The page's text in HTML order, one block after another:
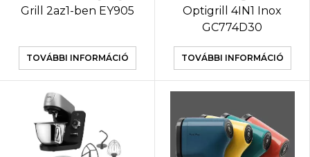
Grill 2az1-ben EY905
TOVÁBBI INFORMÁCIÓ
Optigrill 4IN1 Inox
GC774D30
TOVÁBBI INFORMÁCIÓ